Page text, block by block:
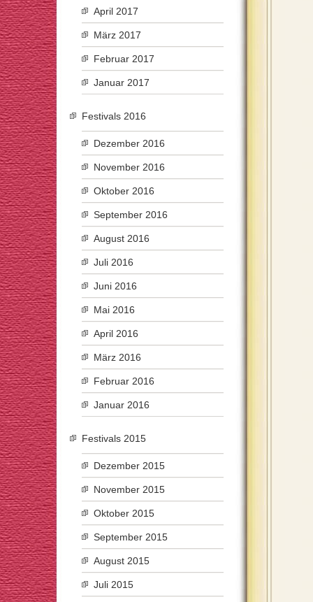
April 2017
März 2017
Februar 2017
Januar 2017
Festivals 2016
Dezember 2016
November 2016
Oktober 2016
September 2016
August 2016
Juli 2016
Juni 2016
Mai 2016
April 2016
März 2016
Februar 2016
Januar 2016
Festivals 2015
Dezember 2015
November 2015
Oktober 2015
September 2015
August 2015
Juli 2015